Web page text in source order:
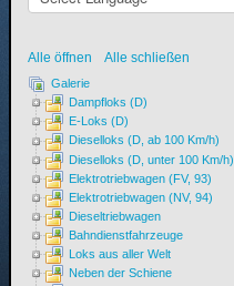
Alle öffnen Alle schließen
Galerie
Dampfloks (D)
E-Loks (D)
Dieselloks (D, ab 100 Km/h)
Dieselloks (D, unter 100 Km/h)
Elektrotriebwagen (FV, 93)
Elektrotriebwagen (NV, 94)
Dieseltriebwagen
Bahndienstfahrzeuge
Loks aus aller Welt
Neben der Schiene